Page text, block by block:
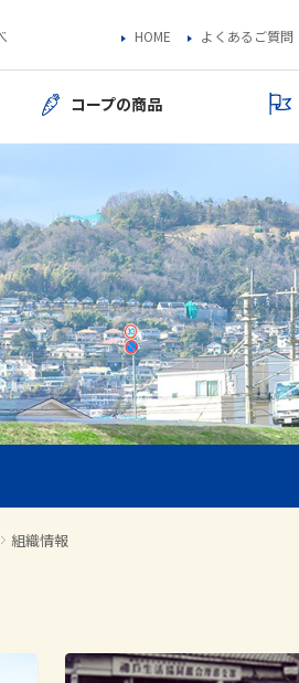
HOME よくあるご質問
コープの商品
組織情報